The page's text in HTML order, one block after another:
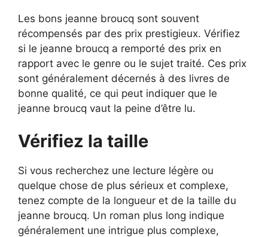
Les bons jeanne broucq sont souvent
récompensés par des prix prestigieux. Vérifiez
si le jeanne broucq a remporté des prix en
rapport avec le genre ou le sujet traité. Ces prix
sont généralement décernés à des livres de
bonne qualité, ce qui peut indiquer que le
jeanne broucq vaut la peine d’être lu.
Vérifiez la taille
Si vous recherchez une lecture légère ou
quelque chose de plus sérieux et complexe,
tenez compte de la longueur et de la taille du
jeanne broucq. Un roman plus long indique
généralement une intrigue plus complexe,